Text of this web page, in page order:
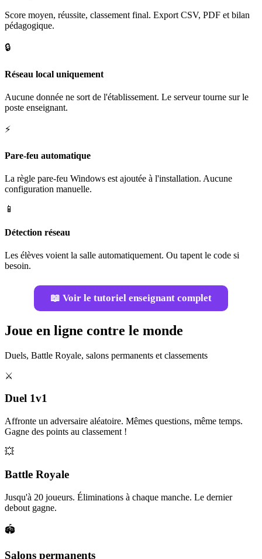
Score moyen, réussite, classement final. Export CSV, PDF et bilan
pédagogique.
🔒
Réseau local uniquement
Aucune donnée ne sort de l'établissement. Le serveur tourne sur le
poste enseignant.
⚡
Pare-feu automatique
La règle pare-feu Windows est ajoutée à l'installation. Aucune
configuration manuelle.
📱
Détection réseau
Les élèves voient la salle automatiquement. Ou tapent le code si
besoin.
📖 Voir le tutoriel enseignant complet
Joue en ligne contre le monde
Duels, Battle Royale, salons permanents et classements
⚔️
Duel 1v1
Affronte un adversaire aléatoire. Mêmes questions, même temps.
Gagne des points au classement !
💥
Battle Royale
Jusqu'à 20 joueurs. Éliminations à chaque manche. Le dernier
debout gagne.
🏟️
Salons permanents